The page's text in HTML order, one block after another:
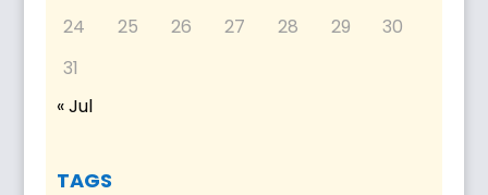
24
25 26 27 28 29
30
31
« Jul
TAGS